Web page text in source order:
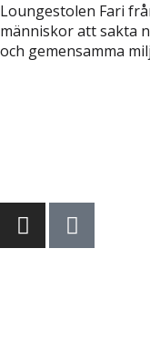
Loungestolen Fari
människor att sakta
och gemensamma